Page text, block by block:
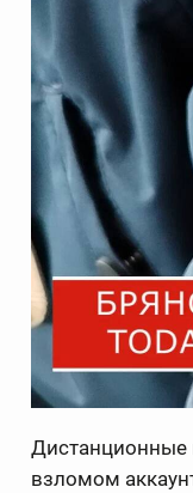
Дистанционные
взломом